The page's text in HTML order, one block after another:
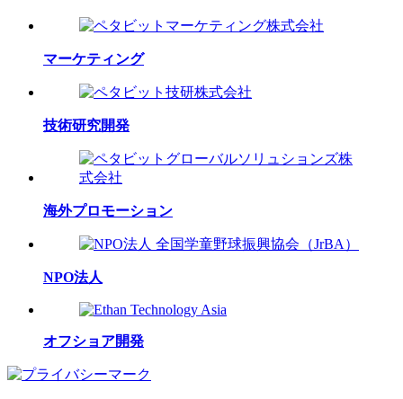
マーケティング
技術研究開発
海外プロモーション
NPO法人
オフショア開発